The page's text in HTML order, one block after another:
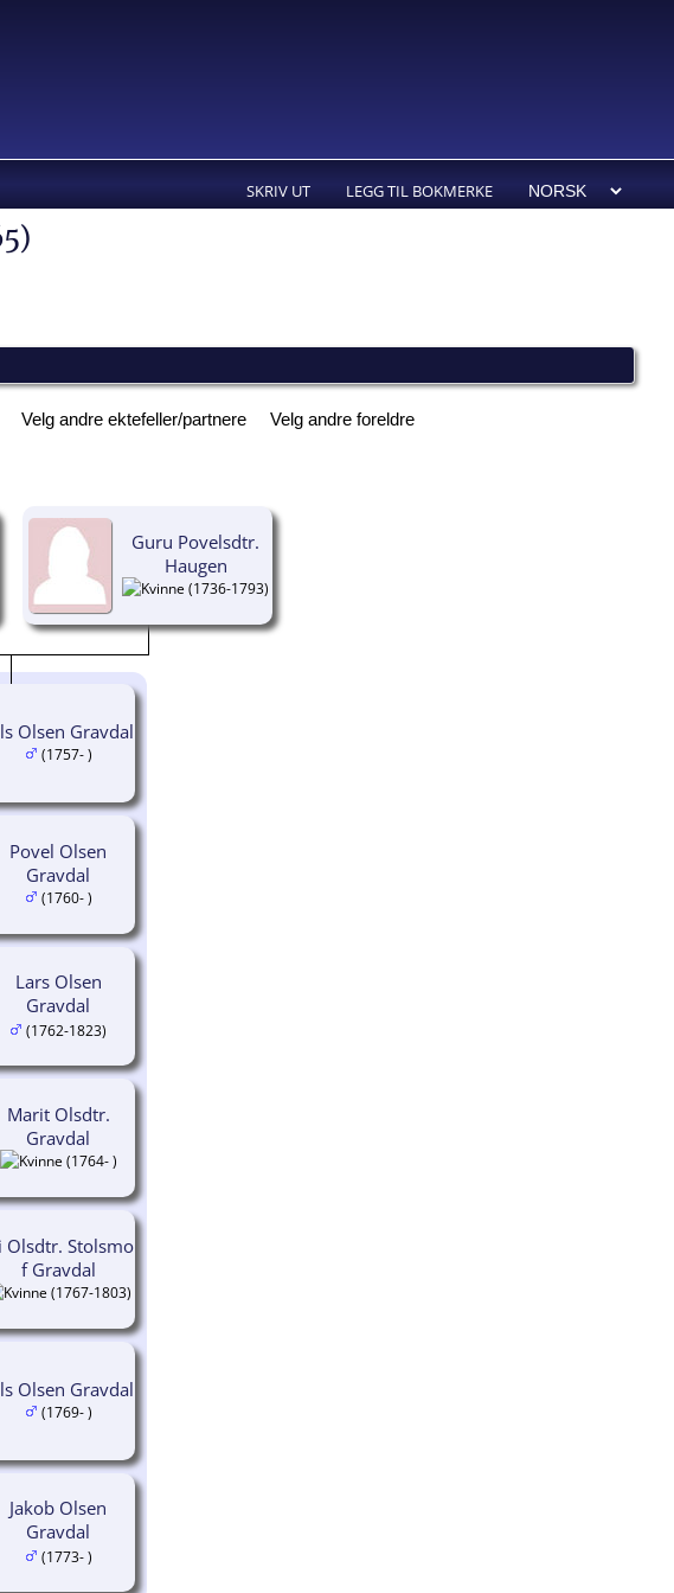
SKRIV UT LEGG TIL BOKMERKE
Velg andre ektefeller/partnere Velg andre foreldre
Guru Povelsdtr.
Haugen
(1736-1793)
Olsen Gravdal
(1757- )
Povel Olsen
Gravdal
(1760- )
Lars Olsen
Gravdal
(1762-1823)
Marit Olsdtr.
Gravdal
(1764- )
Olsen Gravdal
(1769- )
Jakob Olsen
Gravdal
(1773- )
Olsdtr. Stolsmo
f Gravdal
(1767-1803)